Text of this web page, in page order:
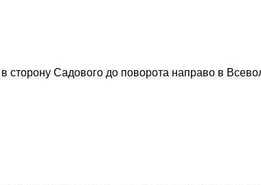
сторону Садового до поворота направо в